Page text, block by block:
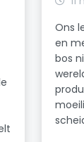
Ons
en
bos